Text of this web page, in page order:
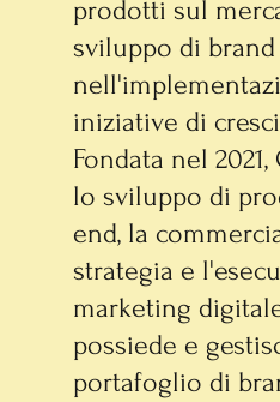
prodotti sul
sviluppo di brand
iniziative di
Fondata nel
lo sviluppo di
end, la
strategia e
marketing
possiede e
portafoglio di